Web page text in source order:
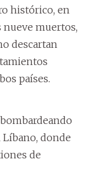
histórico, en
nueve muertos,
descartan
países.
donde
de